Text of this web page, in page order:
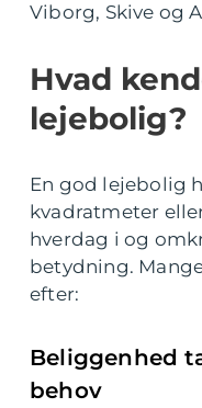
Viborg, Skive og
Hvad
lejebolig?
En god lejebolig
kvadratmeter
hverdag i og
betydning.
efter:
Beliggenhed
behov